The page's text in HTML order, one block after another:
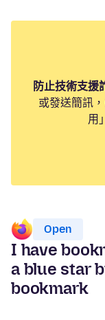
防止技術支援
或發送簡訊
用
Open
I have
a blue star
bookmark